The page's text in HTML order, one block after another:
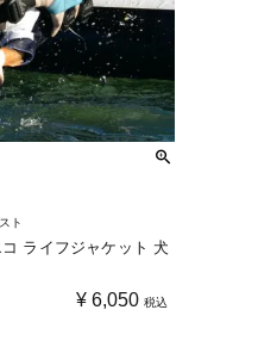
ト
ライフジャケット 犬
¥ 6,050 税込